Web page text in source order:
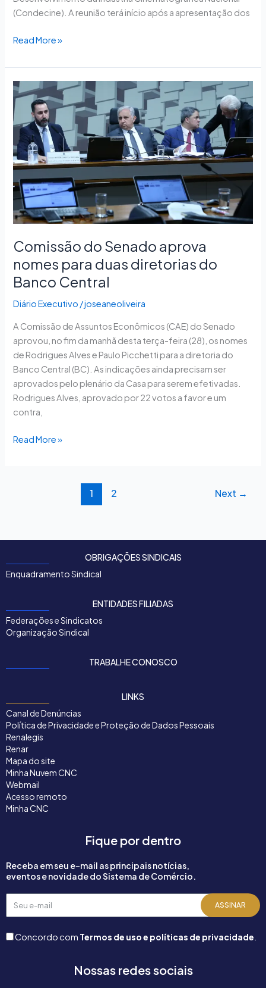
(Condecine). A reunião terá início após a apresentação dos
Read More »
Comissão do Senado aprova
nomes para duas diretorias do
Banco Central
Diário Executivo /joseaneoliveira
A Comissão de Assuntos Econômicos (CAE) do Senado
aprovou, no fim da manhã desta terça-feira (28), os nomes
de Rodrigues Alves e Paulo Picchetti para a diretoria do
Banco Central (BC). As indicações ainda precisam ser
aprovados pelo plenário da Casa para serem efetivadas.
Rodrigues Alves, aprovado por 22 votos a favor e um
contra,
Comissão
do
Senado
aprova
nomes
para
duas
diretorias
do
Banco
Read More »
1 2 Next →
OBRIGAÇÕES SINDICAIS
Enquadramento Sindical
ENTIDADES FILIADAS
Federações e Sindicatos
Organização Sindical
TRABALHE CONOSCO
LINKS
Canal de Denúncias
Política de Privacidade e Proteção de Dados Pessoais
Renalegis
Renar
Mapa do site
Minha Nuvem CNC
Webmail
Acesso remoto
Minha CNC
Fique por dentro
Receba em seu e-mail as principais notícias,
eventos e novidade do Sistema de Comércio.
Seu
e-
ASSINAR
Concordo com Termos de uso e políticas de privacidade
Nossas redes sociais